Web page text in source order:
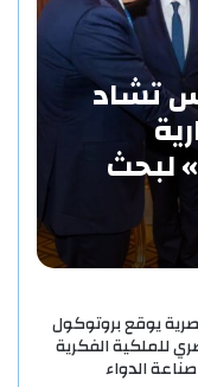
تشاد
لبحث
يوقع بروتوكول
للملكية الفكرية
الدواء